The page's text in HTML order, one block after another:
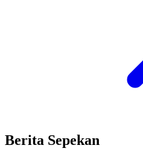
Berita Sepekan